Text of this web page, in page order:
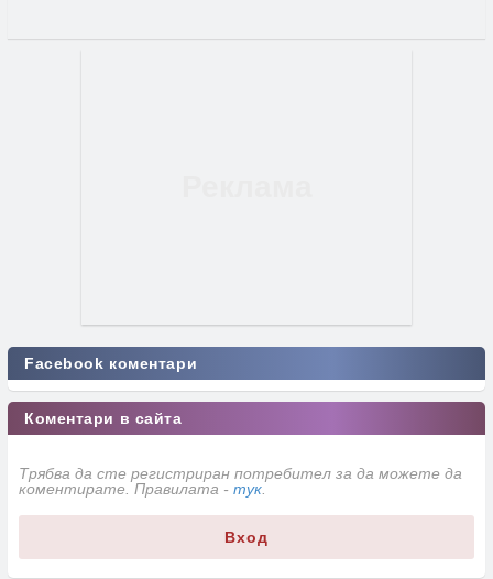
Facebook коментари
Коментари в сайта
Трябва да сте регистриран потребител за да можете да
коментирате. Правилата - тук.
Вход